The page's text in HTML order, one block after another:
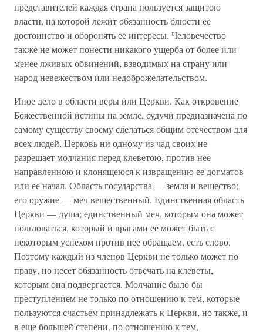
представителей каждая страна пользуется защитою
власти, на которой лежит обязанность блюсти ее
достоинство и оборонять ее интересы. Человечество
также не может понести никакого ущерба от более или
менее лживых обвинений, взводимых на страну или
народ невежеством или недоброжелательством.
Иное дело в области веры или Церкви. Как откровение
Божественной истины на земле, будучи предназначена по
самому существу своему сделаться общим отечеством для
всех людей, Церковь ни одному из чад своих не
разрешает молчания перед клеветою, против нее
направленною и клонящеюся к извращению ее догматов
или ее начал. Область государства — земля и вещество;
его оружие — меч вещественный. Единственная область
Церкви — душа; единственный меч, которым она может
пользоваться, который и врагами ее может быть с
некоторым успехом против нее обращаем, есть слово.
Поэтому каждый из членов Церкви не только может по
праву, но несет обязанность отвечать на клеветы,
которым она подвергается. Молчание было бы
преступлением не только по отношению к тем, которые
пользуются счастьем принадлежать к Церкви, но также, и
в еще большей степени, по отношению к тем,